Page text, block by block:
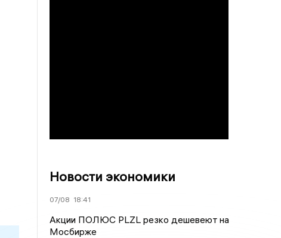
Новости экономики
07/08 18:41
Акции ПОЛЮС PLZL резко дешевеют на
Мосбирже